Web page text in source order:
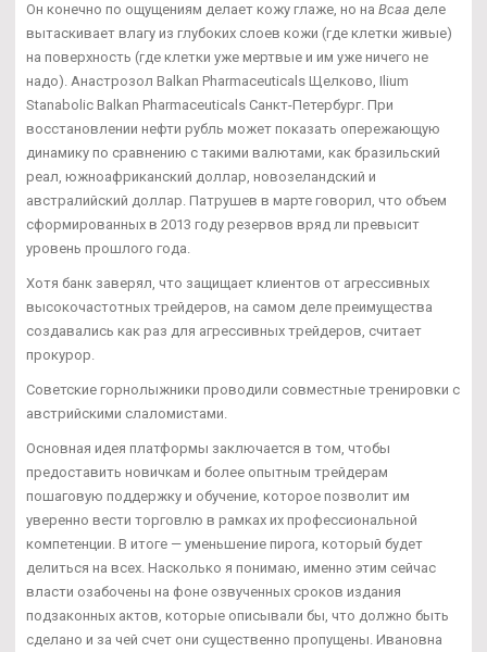
Он конечно по ощущениям делает кожу глаже, но на Bcaa деле
вытаскивает влагу из глубоких слоев кожи (где клетки живые)
на поверхность (где клетки уже мертвые и им уже ничего не
надо). Анастрозол Balkan Pharmaceuticals Щелково, Ilium
Stanabolic Balkan Pharmaceuticals Санкт-Петербург. При
восстановлении нефти рубль может показать опережающую
динамику по сравнению с такими валютами, как бразильский
реал, южноафриканский доллар, новозеландский и
австралийский доллар. Патрушев в марте говорил, что объем
сформированных в 2013 году резервов вряд ли превысит
уровень прошлого года.
Хотя банк заверял, что защищает клиентов от агрессивных
высокочастотных трейдеров, на самом деле преимущества
создавались как раз для агрессивных трейдеров, считает
прокурор.
Советские горнолыжники проводили совместные тренировки с
австрийскими слаломистами.
Основная идея платформы заключается в том, чтобы
предоставить новичкам и более опытным трейдерам
пошаговую поддержку и обучение, которое позволит им
уверенно вести торговлю в рамках их профессиональной
компетенции. В итоге — уменьшение пирога, который будет
делиться на всех. Насколько я понимаю, именно этим сейчас
власти озабочены на фоне озвученных сроков издания
подзаконных актов, которые описывали бы, что должно быть
сделано и за чей счет они существенно пропущены. Ивановна